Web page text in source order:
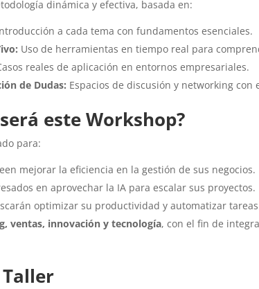
dinámica y efectiva, basada en:
a cada tema con fundamentos esenciales.
Uso de herramientas en tiempo real para
reales de aplicación en entornos empresariales.
de Dudas: Espacios de discusión y networking con
este Workshop?
para:
mejorar la eficiencia en la gestión de sus negocios.
en aprovechar la IA para escalar sus proyectos.
optimizar su productividad y automatizar
ventas, innovación y tecnología, con el fin de